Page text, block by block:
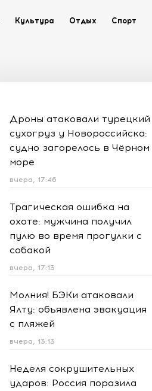
Культура Отдых Спорт
Дроны атаковали турецкий
сухогруз у Новороссийска:
судно загорелось в Чёрном
море
вчера, 17:46
Трагическая ошибка на
охоте: мужчина получил
пулю во время прогулки с
собакой
вчера, 17:13
Молния! БЭКи атаковали
Ялту: объявлена эвакуация
с пляжей
вчера, 13:13
Неделя сокрушительных
ударов: Россия поразила